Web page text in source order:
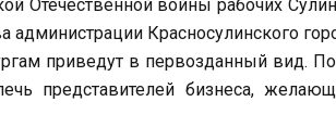
Отечественной войны рабочих
администрации Красносулинского
приведут в первозданный вид.
представителей бизнеса,